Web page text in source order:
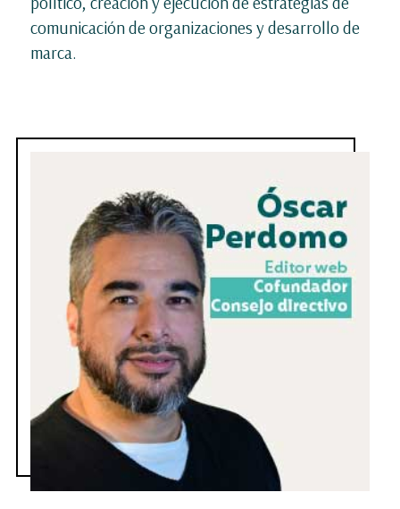
comunicación de organizaciones y desarrollo de
marca.